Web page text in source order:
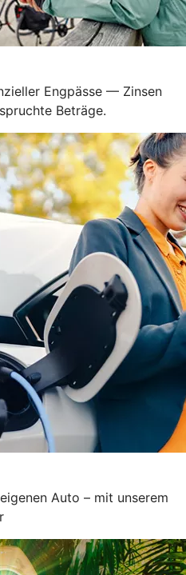
Engpässe — Zinsen
Beträge.
Auto – mit unserem